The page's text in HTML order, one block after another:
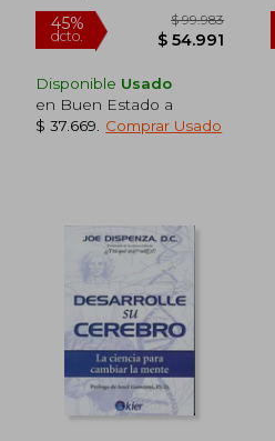
Disponible Usado
en Buen Estado a
$ 37.669
Comprar Usado